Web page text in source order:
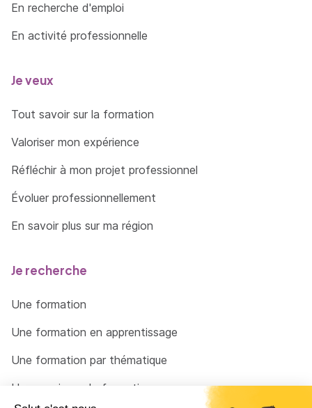
En recherche d'emploi
En activité professionnelle
Je veux
Tout savoir sur la formation
Valoriser mon expérience
Réfléchir à mon projet professionnel
Évoluer professionnellement
En savoir plus sur ma région
Je recherche
Une formation
Une formation en apprentissage
Une formation par thématique
Un organisme de formation